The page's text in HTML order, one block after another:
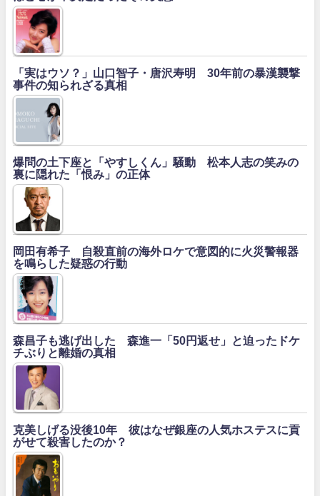
「実はウソ？」山口智子・唐沢寿明 30年前の暴漢襲撃
事件の知られざる真相
爆問の土下座と「やすしくん」騒動 松本人志の笑みの
裏に隠れた「恨み」の正体
岡田有希子 自殺直前の海外ロケで意図的に火災警報器
を鳴らした疑惑の行動
森昌子も逃げ出した 森進一「50円返せ」と迫ったドケ
チぶりと離婚の真相
克美しげる没後10年 彼はなぜ銀座の人気ホステスに貢
がせて殺害したのか？